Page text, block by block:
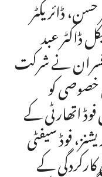
حسن، ڈائریکٹر
ڈاکٹر عبد
نے شرکت
کو
فوڈ اتھارٹی کے
فوڈ سیفٹی
کے